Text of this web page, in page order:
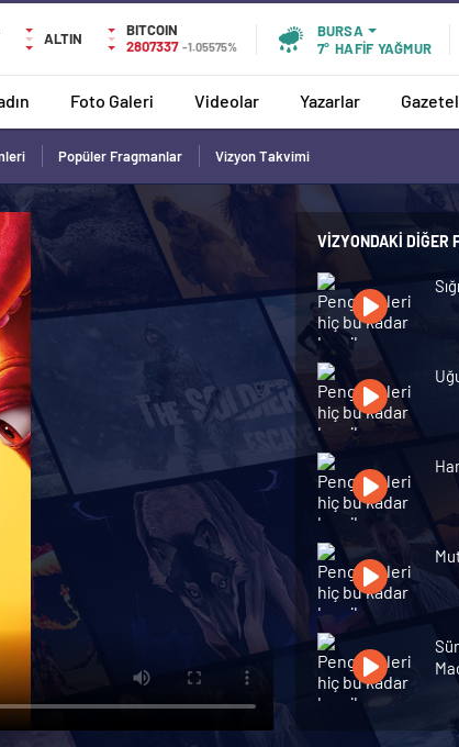
ALTIN
BITCOIN
2807337 -1.05575%
BURSA
7° HAFİF YAĞMUR
Foto Galeri Videolar Yazarlar
Popüler Fragmanlar Vizyon Takvimi
VIZYONDAKI DIĞER